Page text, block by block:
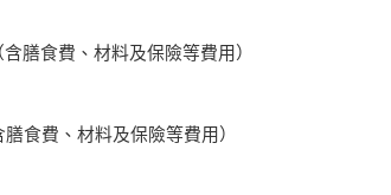
膳食費、材料及保險等費用）
、材料及保險等費用）